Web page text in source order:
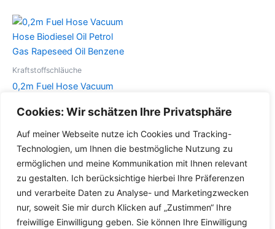
Cookies: Wir schätzen Ihre Privatsphäre
Auf meiner Webseite nutze ich Cookies und Tracking-
Technologien, um Ihnen die bestmögliche Nutzung zu
ermöglichen und meine Kommunikation mit Ihnen relevant
zu gestalten. Ich berücksichtige hierbei Ihre Präferenzen
und verarbeite Daten zu Analyse- und Marketingzwecken
nur, soweit Sie mir durch Klicken auf „Zustimmen“ Ihre
freiwillige Einwilligung geben. Sie können Ihre Einwilligung
Die
Optionen
können
auf
der
gewählt
werden
der
Produktseite
werden
Kraftstoffschläuche
0,2m Fuel Hose Vacuum
Gas Rapeseed Oil Benzene
Details
Dieses
Produkt
weist
mehrere
Varianten
auf.
Die